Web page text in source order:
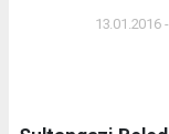
13.01.2016